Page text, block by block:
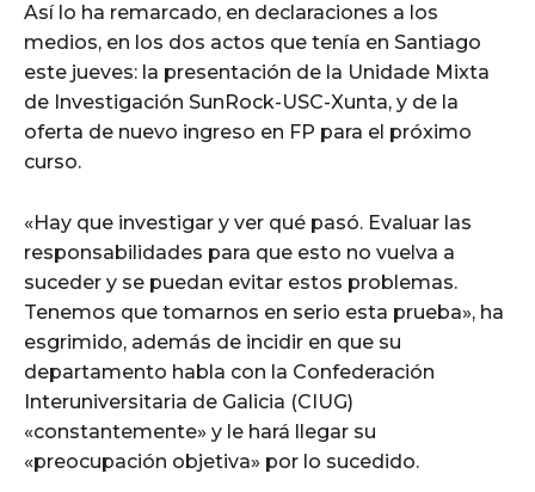
Así lo ha remarcado, en declaraciones a los
medios, en los dos actos que tenía en Santiago
este jueves: la presentación de la Unidade Mixta
de Investigación SunRock-USC-Xunta, y de la
oferta de nuevo ingreso en FP para el próximo
curso.
«Hay que investigar y ver qué pasó. Evaluar las
responsabilidades para que esto no vuelva a
suceder y se puedan evitar estos problemas.
Tenemos que tomarnos en serio esta prueba», ha
esgrimido, además de incidir en que su
departamento habla con la Confederación
Interuniversitaria de Galicia (CIUG)
«constantemente» y le hará llegar su
«preocupación objetiva» por lo sucedido.